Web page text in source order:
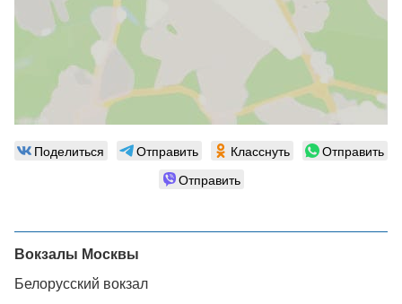
Поделиться Отправить Класснуть
Отправить
Отправить
Вокзалы Москвы
Белорусский вокзал